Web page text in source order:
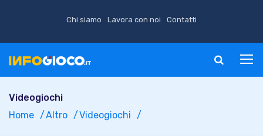
Chi siamo Lavora con noi Contatti
Videogiochi
Home
Altro Videogiochi